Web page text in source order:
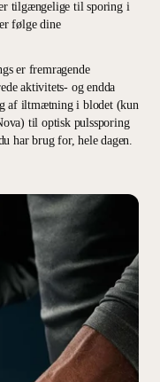
tilgængelige til sporing i
følge dine
er fremragende
aktivitets- og endda
af iltmætning i blodet (kun
til optisk pulssporing
har brug for, hele dagen.